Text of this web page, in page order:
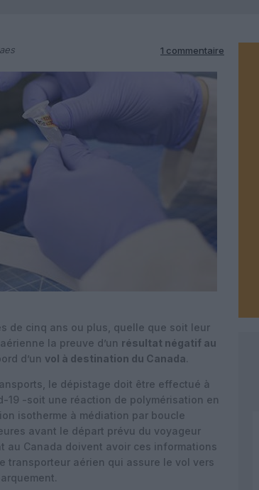
1 commentaire
de cinq ans ou plus, quelle que soit leur
la preuve d’un résultat négatif au
d’un vol à destination du Canada.
le dépistage doit être effectué à
19 -soit une réaction de polymérisation en
isotherme à médiation par boucle
avant le départ prévu du voyageur
au Canada doivent avoir ces informations
transporteur aérien qui assure le vol vers